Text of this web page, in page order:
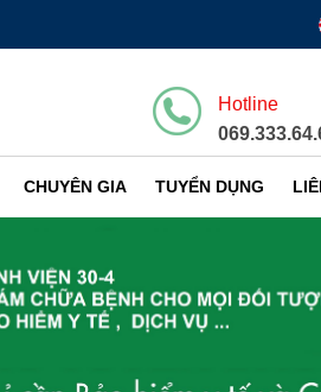
Hotline
CHUYÊN GIA TUYỂN DỤNG